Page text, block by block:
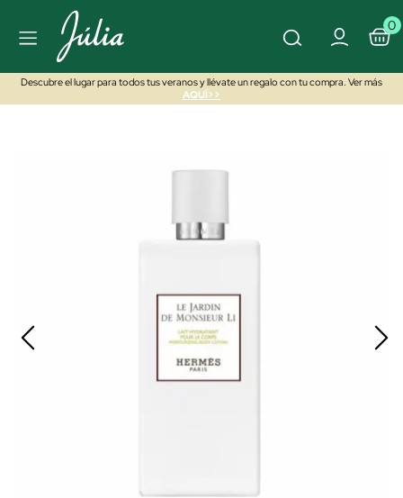
0
Descubre el lugar para todos tus veranos y llévate un regalo con tu compra. Ver más
AQUÍ>>